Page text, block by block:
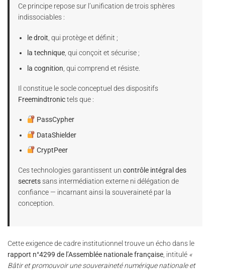
Ce principe repose sur l’unification de trois sphères
indissociables :
le droit , qui protège et définit ;
la technique , qui conçoit et sécurise ;
la cognition , qui comprend et résiste.
Il constitue le socle conceptuel des dispositifs
Freemindtronictels que :
PassCypher
DataShielder
CryptPeer
Ces technologies garantissent un contrôle intégral des
secretssans intermédiation externe ni délégation de
confiance — incarnant ainsi la souveraineté par la
conception.
Cette exigence de cadre institutionnel trouve un écho dans le
rapport n°4299 de l’Assemblée nationale française , intitulé «
Bâtir et promouvoir une souveraineté numérique nationale et